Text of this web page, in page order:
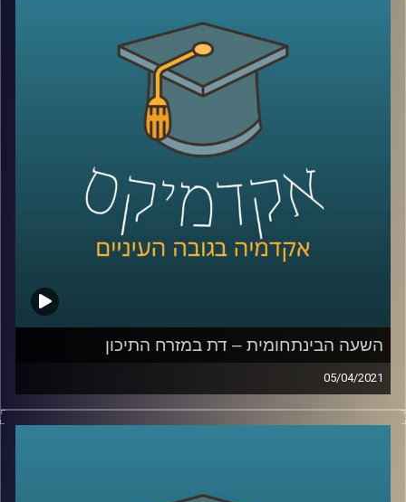
במחקריה בתחום קבלת ההחלטות היא נוגעת בנושאים
שממעיטים לעסוק בהם, למרות החשיבות הגדולה שלהם עבור
כולנו, כאשר במרבית השעה דיברנו על מחקריה העוסקים
ונגענו בשאלות רבות דוגמת: מה אנשים עושים עם כספי
ירושה ומה אחרים חושבים על כך? למה אנשים עושים ביטוח?
האם אנחנו תופסים גברים מבוגרים הנמצאים בזוגיות עם
נשים צעירות בצורה מסוימת, ולמה? וגם- היחס שלנו לשבועות
ולמסכות התגוננות מפני גזים.
קרדיט תמונות:AudioVersity
השעה הבינתחומית – דת במזרח התיכון
05/04/2021
מה ההשפעה האמיתית של דת בחיי היומיום של האזרחים
באיראן? למה אין דיון אמית בנוגע לזהות הדתית בארץ ישראל?